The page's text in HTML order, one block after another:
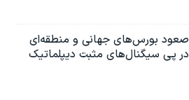
صعود بورس‌های جهانی و منطقه‌ای
در پی سیگنال‌های مثبت دیپلماتیک